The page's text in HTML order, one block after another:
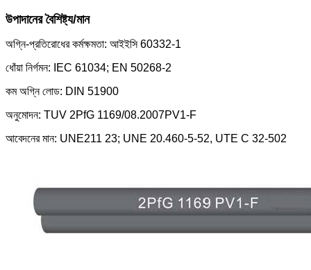
উপাদানের বৈশিষ্ট্য/মান
অগ্নি-প্রতিরোধের কর্মক্ষমতা: আইইসি 60332-1
ধোঁয়া নির্গমন: IEC 61034; EN 50268-2
কম অগ্নি লোড: DIN 51900
অনুমোদন: TUV 2PfG 1169/08.2007PV1-F
আবেদনের মান: UNE211 23; UNE 20.460-5-52, UTE C 32-502